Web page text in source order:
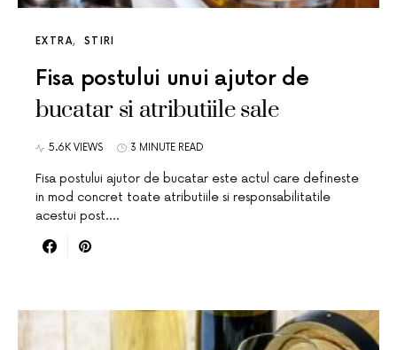
EXTRA STIRI
Fisa postului unui ajutor de
bucatar si atributiile sale
5.6K VIEWS 3 MINUTE READ
Fisa postului ajutor de bucatar este actul care defineste
in mod concret toate atributiile si responsabilitatile
acestui post.…